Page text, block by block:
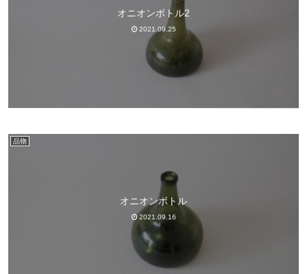
オニオンボトル2
2021.09.25
品物
オニオンボトル
2021.09.16